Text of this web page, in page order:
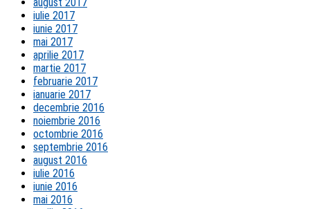
august 2017
iulie 2017
iunie 2017
mai 2017
aprilie 2017
martie 2017
februarie 2017
ianuarie 2017
decembrie 2016
noiembrie 2016
octombrie 2016
septembrie 2016
august 2016
iulie 2016
iunie 2016
mai 2016